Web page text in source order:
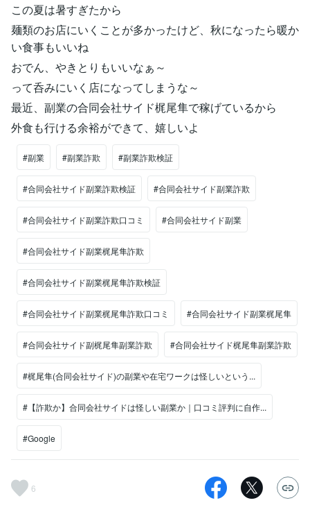
この夏は暑すぎたから
麺類のお店にいくことが多かったけど、秋になったら暖か
い食事もいいね
おでん、やきとりもいいなぁ～
って呑みにいく店になってしまうな～
最近、副業の合同会社サイド梶尾隼で稼げているから
外食も行ける余裕ができて、嬉しいよ
#副業 #副業詐欺 #副業詐欺検証
#合同会社サイド副業詐欺検証 #合同会社サイド副業詐欺
#合同会社サイド副業詐欺口コミ #合同会社サイド副業
#合同会社サイド副業梶尾隼詐欺
#合同会社サイド副業梶尾隼詐欺検証
#合同会社サイド副業梶尾隼詐欺口コミ #合同会社サイド副業梶尾隼
#合同会社サイド副梶尾隼副業詐欺 #合同会社サイド梶尾隼副業詐欺
#梶尾隼(合同会社サイド)の副業や在宅ワークは怪しいという...
#【詐欺か】合同会社サイドは怪しい副業か｜口コミ評判に自作...
#Google
6